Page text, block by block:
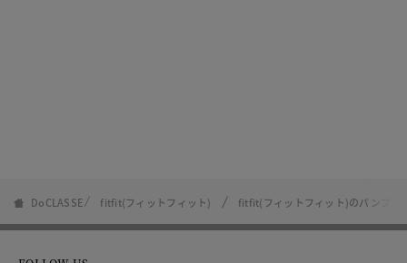
DoCLASSE fitfit(フィットフィット) fitfit(フィットフィット)のパンプス